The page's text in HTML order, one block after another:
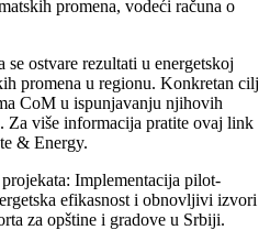
promena, vodeći računa o
ostvare rezultati u energetskoj
promena u regionu. Konkretan cilj
CoM u ispunjavanju njihovih
Za više informacija pratite ovaj link
& Energy.
Implementacija pilot-
efikasnost i obnovljivi izvori
za opštine i gradove u Srbiji.